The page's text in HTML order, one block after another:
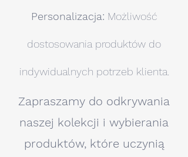
Personalizacja: Możliwość
dostosowania produktów do
indywidualnych potrzeb klienta.
Zapraszamy do odkrywania
naszej kolekcji i wybierania
produktów, które uczynią